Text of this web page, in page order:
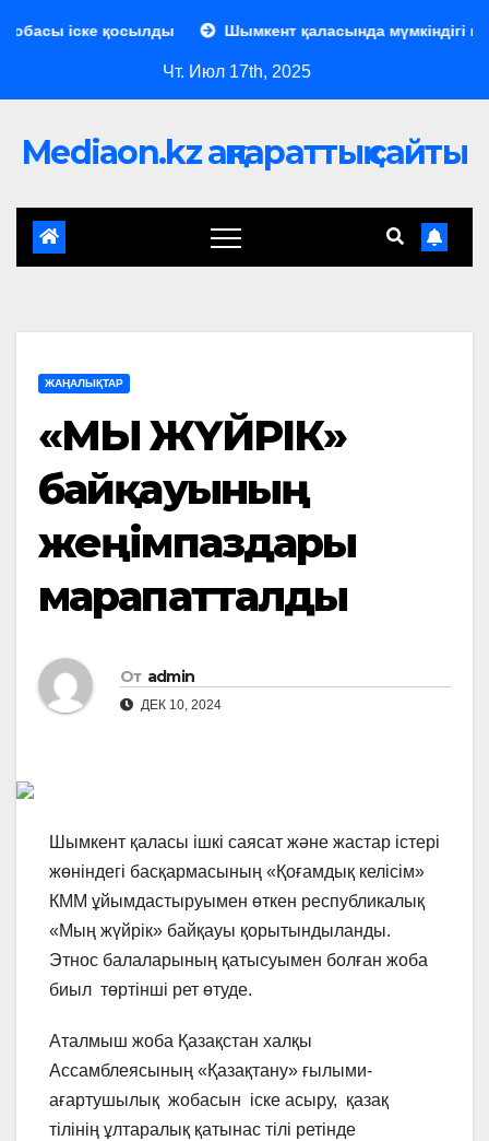
іске қосылды Шымкент қаласында мүмкіндігі
Чт. Июл 17th, 2025
Mediaon.kz ақпараттық сайты
ЖАҢАЛЫҚТАР
«МЫҢ ЖҮЙРІК»
байқауының
жеңімпаздары
марапатталды
От admin
ДЕК 10, 2024
Шымкент қаласы ішкі саясат және жастар істері
жөніндегі басқармасының «Қоғамдық келісім»
КММ ұйымдастыруымен өткен республикалық
«Мың жүйрік» байқауы қорытындыланды.
Этнос балаларының қатысуымен болған жоба
биыл төртінші рет өтуде.
Аталмыш жоба Қазақстан халқы
Ассамблеясының «Қазақтану» ғылыми-
ағартушылық жобасын іске асыру, қазақ
тілінің ұлтаралық қатынас тілі ретінде